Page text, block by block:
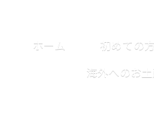
ホーム 初めての
海外へのお